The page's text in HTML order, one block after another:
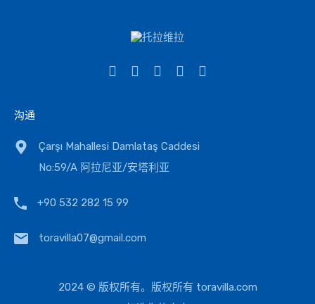
沟通
Çarşı Mahallesi Damlataş Caddesi
No:59/A 阿拉尼亚/安塔利亚
+90 532 282 15 99
toravilla07@gmail.com
2024 © 版权所有。版权所有 toravilla.com